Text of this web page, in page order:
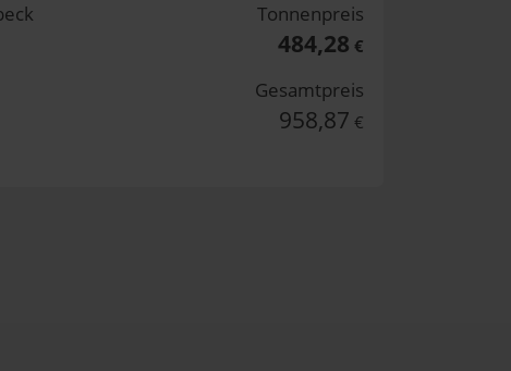
Tonnenpreis
484,28 €
Gesamtpreis
958,87 €